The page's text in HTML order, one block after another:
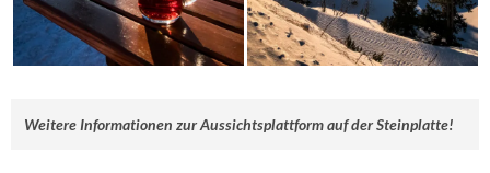
Weitere Informationen zur Aussichtsplattform auf der Steinplatte!